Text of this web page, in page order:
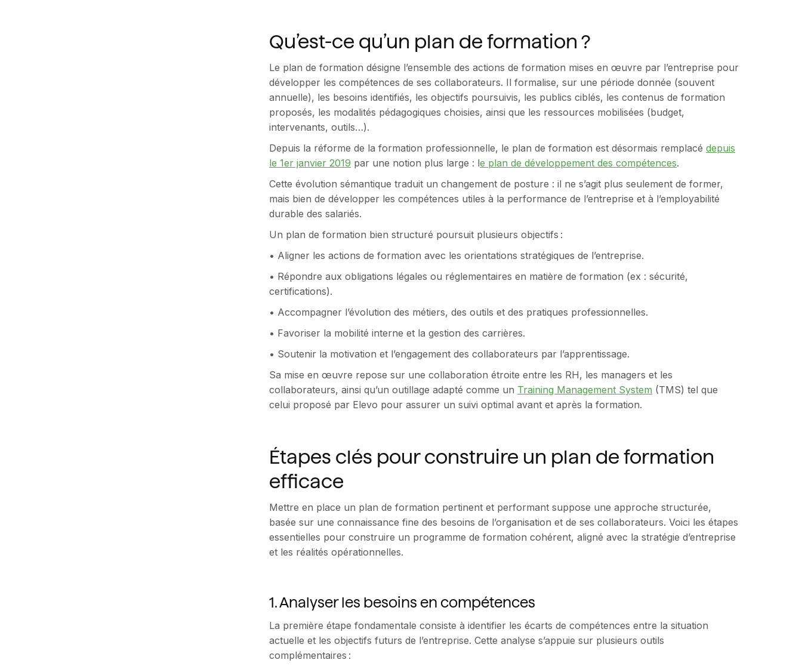
Qu’est-ce qu’un plan de formation ?
Le plan de formation désigne l’ensemble des actions de formation mises en œuvre par l’entreprise pour
développer les compétences de ses collaborateurs. Il formalise, sur une période donnée (souvent
annuelle), les besoins identifiés, les objectifs poursuivis, les publics ciblés, les contenus de formation
proposés, les modalités pédagogiques choisies, ainsi que les ressources mobilisées (budget,
intervenants, outils…).
Depuis la réforme de la formation professionnelle, le plan de formation est désormais remplacé depuis
le 1er janvier 2019 par une notion plus large : le plan de développement des compétences.
Cette évolution sémantique traduit un changement de posture : il ne s’agit plus seulement de former,
mais bien de développer les compétences utiles à la performance de l’entreprise et à l’employabilité
durable des salariés.
Un plan de formation bien structuré poursuit plusieurs objectifs :
• Aligner les actions de formation avec les orientations stratégiques de l’entreprise.
• Répondre aux obligations légales ou réglementaires en matière de formation (ex : sécurité,
certifications).
• Accompagner l’évolution des métiers, des outils et des pratiques professionnelles.
• Favoriser la mobilité interne et la gestion des carrières.
• Soutenir la motivation et l’engagement des collaborateurs par l’apprentissage.
Sa mise en œuvre repose sur une collaboration étroite entre les RH, les managers et les
collaborateurs, ainsi qu’un outillage adapté comme un Training Management System (TMS) tel que
celui proposé par Elevo pour assurer un suivi optimal avant et après la formation.
Étapes clés pour construire un plan de formation
efficace
Mettre en place un plan de formation pertinent et performant suppose une approche structurée,
basée sur une connaissance fine des besoins de l’organisation et de ses collaborateurs. Voici les étapes
essentielles pour construire un programme de formation cohérent, aligné avec la stratégie d’entreprise
et les réalités opérationnelles.
1. Analyser les besoins en compétences
La première étape fondamentale consiste à identifier les écarts de compétences entre la situation
actuelle et les objectifs futurs de l’entreprise. Cette analyse s’appuie sur plusieurs outils
complémentaires :